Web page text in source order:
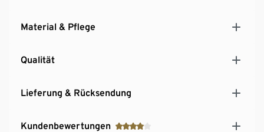
Material & Pflege
Qualität
Lieferung & Rücksendung
Kundenbewertungen